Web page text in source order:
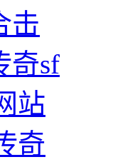
击
奇sf
站
奇